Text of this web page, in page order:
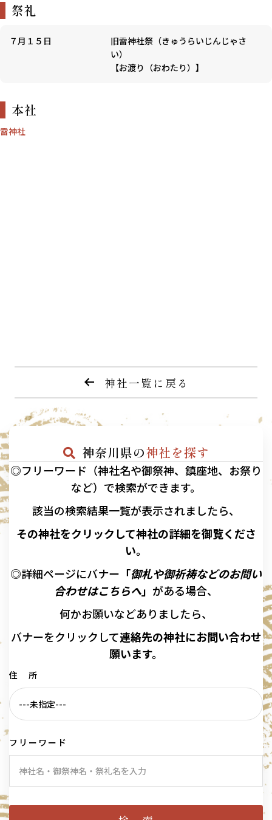
祭礼
７月１５日
旧雷神社祭（きゅうらいじんじゃさ
い）
【お渡り（おわたり）】
本社
雷神社
神社一覧に戻る
神奈川県の神社を探す
◎フリーワード（神社名や御祭神、鎮座地、お祭り
など）で検索ができます。
該当の検索結果一覧が表示されましたら、
その神社をクリックして神社の詳細を御覧くださ
い。
◎詳細ページにバナー 「御札や御祈祷などのお問い
合わせはこちらへ」 がある場合、
何かお願いなどありましたら、
バナーをクリックして連絡先の神社にお問い合わせ
願います。
住 所
フリーワード